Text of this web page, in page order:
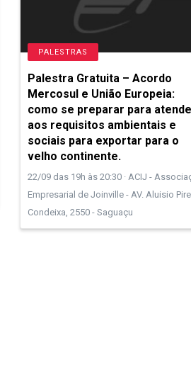
PALESTRAS
Palestra Gratuita – Acordo
Mercosul e União Europeia:
como se preparar para
aos requisitos ambientais e
sociais para exportar para o
velho continente.
22/09 das 19h às 20:30 · ACIJ -
Empresarial de Joinville - AV. Aluisio
Condeixa, 2550 - Saguaçu